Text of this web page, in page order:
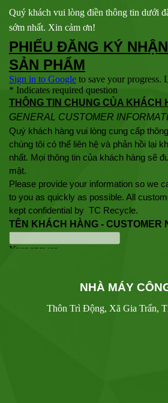
Quý khách vui lòng điền thông tin dưới
sớm nhất. Xin cảm ơn!
NHÀ MÁY
Thôn Trì Động, Xã Gia Trấn,